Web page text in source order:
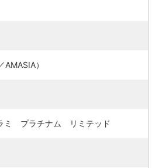
）
プラチナム リミテッド